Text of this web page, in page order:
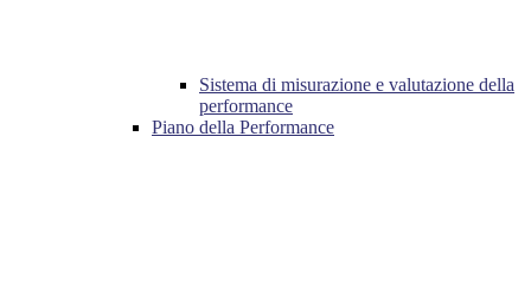
Sistema di misurazione e valutazione della
performance
Piano della Performance